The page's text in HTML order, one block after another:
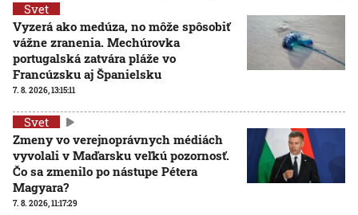
Svet
Vyzerá ako medúza, no môže spôsobiť
vážne zranenia. Mechúrovka
portugalská zatvára pláže vo
Francúzsku aj Španielsku
7. 8. 2026, 13:15:11
Svet
Zmeny vo verejnoprávnych médiách
vyvolali v Maďarsku veľkú pozornosť.
Čo sa zmenilo po nástupe Pétera
Magyara?
7. 8. 2026, 11:17:29